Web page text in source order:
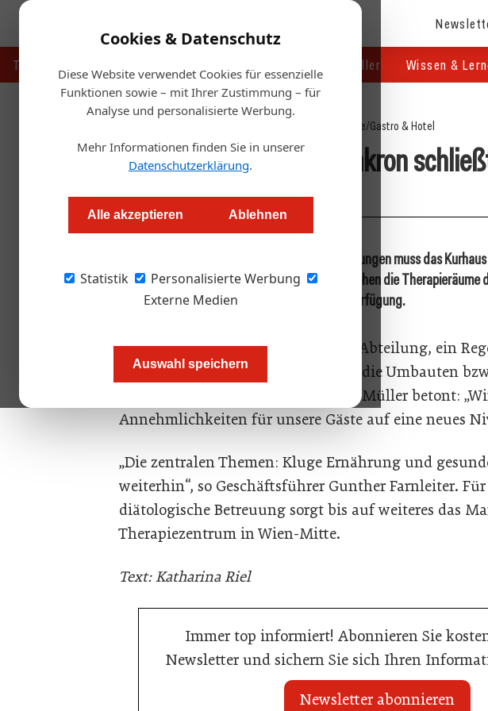
Cookies & Datenschutz
Diese Website verwendet Cookies für essenzielle
Funktionen sowie – mit Ihrer Zustimmung – für
Analyse und personalisierte Werbung.
Mehr Informationen finden Sie in unserer
Datenschutzerklärung.
Alle akzeptieren Ablehnen
Statistik
Personalisierte Werbung
Externe Medien
Auswahl speichern
Touristik Handel & Hersteller Wissen &
Startseite/Gastro & Hotel
Kurhaus Marienkron
Redaktion
Aufgrund umfangreicher Umbauten und Sanierungen muss das
ein Jahr lang schließen. In der Zwischenzeit stehen die Therapieräume
für ärztliche und diätologische Beratung zur Verfügung.
Unter anderem eine neue Therapie-Abteilung, ein
und ein neues Schwimmbad sollen die Umbauten
beinhalten. Geschäftsführerin Elke Müller betont:
Annehmlichkeiten für unsere Gäste auf eine neues
„Die zentralen Themen: Kluge Ernährung und
weiterhin“, so Geschäftsführer Gunther Farnleiter.
diätologische Betreuung sorgt bis auf weiteres das
Therapiezentrum in Wien-Mitte.
Text: Katharina Riel
Immer top informiert! Abonnieren Sie
Newsletter und sichern Sie sich Ihren
Newsletter abonnieren